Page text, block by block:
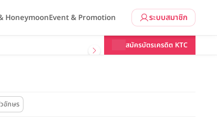
ระบบสมาชิก
HoneymoonEvent & Promotion
สมัครบัตรเครดิต KTC
อักษร